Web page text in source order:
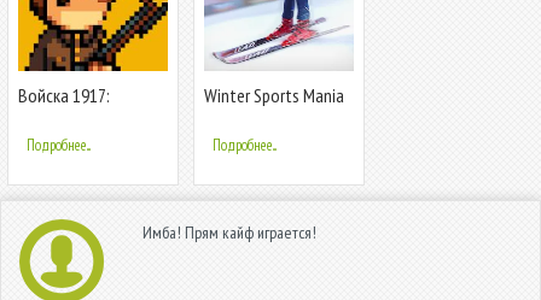
Войска 1917:
Первая мировая
война
Подробнее...
Winter Sports Mania
Подробнее...
Имба! Прям кайф играется!